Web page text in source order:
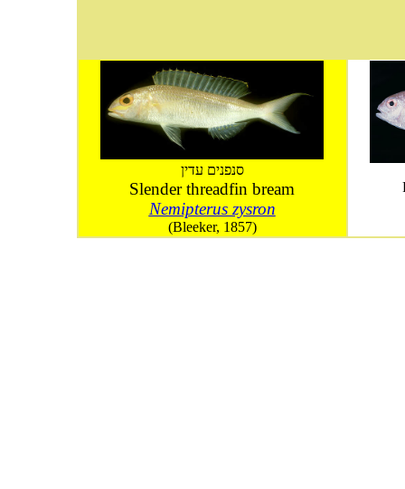
סנפנים עדין
Slender threadfin bream
Nemipterus zysron
(Bleeker, 1857)